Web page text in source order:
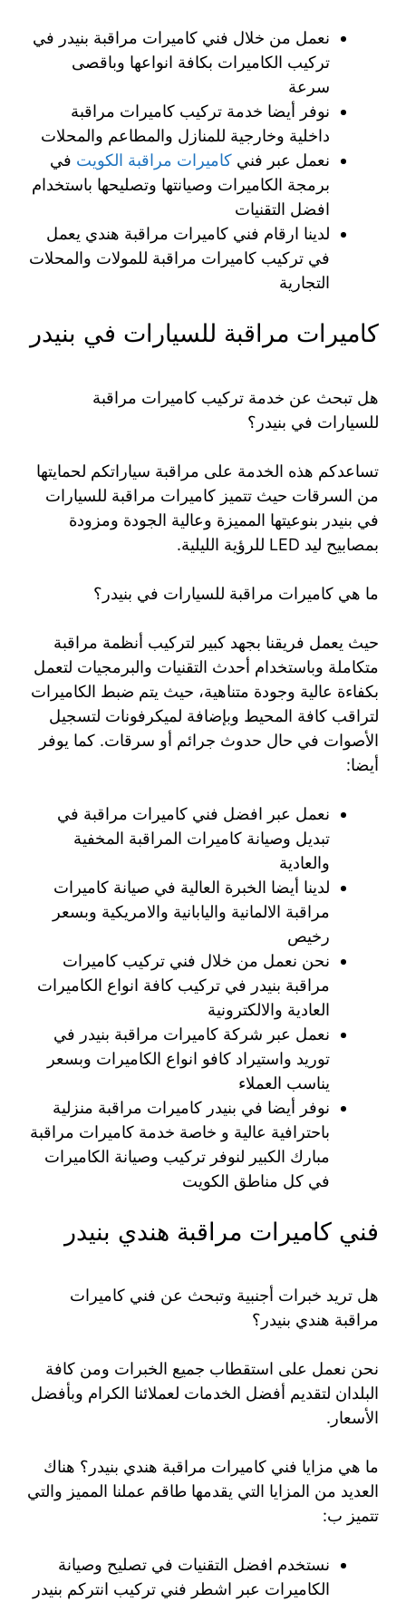
نعمل من خلال فني كاميرات مراقبة بنيدر في
تركيب الكاميرات بكافة انواعها وباقصى
سرعة
نوفر أيضا خدمة تركيب كاميرات مراقبة
داخلية وخارجية للمنازل والمطاعم والمحلات
نعمل عبر فني كاميرات مراقبة الكويت في
برمجة الكاميرات وصيانتها وتصليحها باستخدام
افضل التقنيات
لدينا ارقام فني كاميرات مراقبة هندي يعمل
في تركيب كاميرات مراقبة للمولات والمحلات
التجارية
كاميرات مراقبة للسيارات في بنيدر
هل تبحث عن خدمة تركيب كاميرات مراقبة
للسيارات في بنيدر؟
تساعدكم هذه الخدمة على مراقبة سياراتكم لحمايتها
من السرقات حيث تتميز كاميرات مراقبة للسيارات
في بنيدر بنوعيتها المميزة وعالية الجودة ومزودة
بمصابيح ليد LED للرؤية الليلية.
ما هي كاميرات مراقبة للسيارات في بنيدر؟
حيث يعمل فريقنا بجهد كبير لتركيب أنظمة مراقبة
متكاملة وباستخدام أحدث التقنيات والبرمجيات لتعمل
بكفاءة عالية وجودة متناهية، حيث يتم ضبط الكاميرات
لتراقب كافة المحيط وبإضافة لميكرفونات لتسجيل
الأصوات في حال حدوث جرائم أو سرقات. كما يوفر
أيضا:
نعمل عبر افضل فني كاميرات مراقبة في
تبديل وصيانة كاميرات المراقبة المخفية
والعادية
لدينا أيضا الخبرة العالية في صيانة كاميرات
مراقبة الالمانية واليابانية والامريكية وبسعر
رخيص
نحن نعمل من خلال فني تركيب كاميرات
مراقبة بنيدر في تركيب كافة انواع الكاميرات
العادية والالكترونية
نعمل عبر شركة كاميرات مراقبة بنيدر في
توريد واستيراد كافو انواع الكاميرات وبسعر
يناسب العملاء
نوفر أيضا في بنيدر كاميرات مراقبة منزلية
باحترافية عالية و خاصة خدمة كاميرات مراقبة
مبارك الكبير لنوفر تركيب وصيانة الكاميرات
في كل مناطق الكويت
فني كاميرات مراقبة هندي بنيدر
هل تريد خبرات أجنبية وتبحث عن فني كاميرات
مراقبة هندي بنيدر؟
نحن نعمل على استقطاب جميع الخبرات ومن كافة
البلدان لتقديم أفضل الخدمات لعملائنا الكرام وبأفضل
الأسعار.
ما هي مزايا فني كاميرات مراقبة هندي بنيدر؟ هناك
العديد من المزايا التي يقدمها طاقم عملنا المميز والتي
تتميز ب:
نستخدم افضل التقنيات في تصليح وصيانة
الكاميرات عبر اشطر فني تركيب انتركم بنيدر